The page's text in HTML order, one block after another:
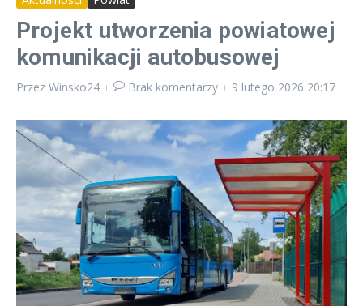
Projekt utworzenia powiatowej
komunikacji autobusowej
Przez Winsko24 Brak komentarzy 9 lutego 2026 20:17